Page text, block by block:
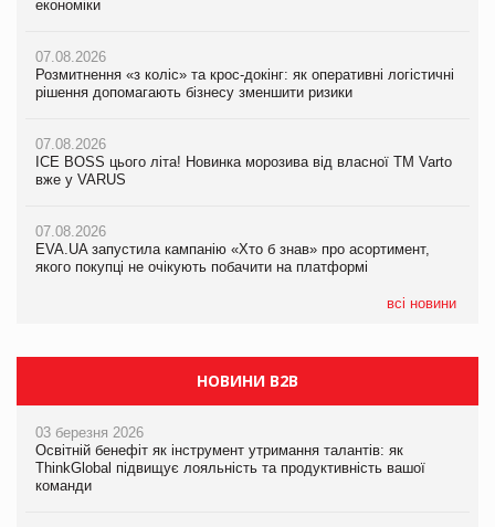
економіки
07.08.2026
Розмитнення «з коліс» та крос-докінг: як оперативні логістичні
рішення допомагають бізнесу зменшити ризики
07.08.2026
ICE BOSS цього літа! Новинка морозива від власної ТМ Varto
вже у VARUS
07.08.2026
EVA.UA запустила кампанію «Хто б знав» про асортимент,
якого покупці не очікують побачити на платформі
всі новини
економіки
07.08.2026
Kraft Heinz скоротила збиток у першому півріччі
Продажі Hugo Boss впали на 9%
економіки
07.08.2026
Kraft Heinz скоротила збиток у першому півріччі
Продажі Hugo Boss впали на 9%
НОВИНИ B2B
03 березня 2026
Освітній бенефіт як інструмент утримання талантів: як
ThinkGlobal підвищує лояльність та продуктивність вашої
команди